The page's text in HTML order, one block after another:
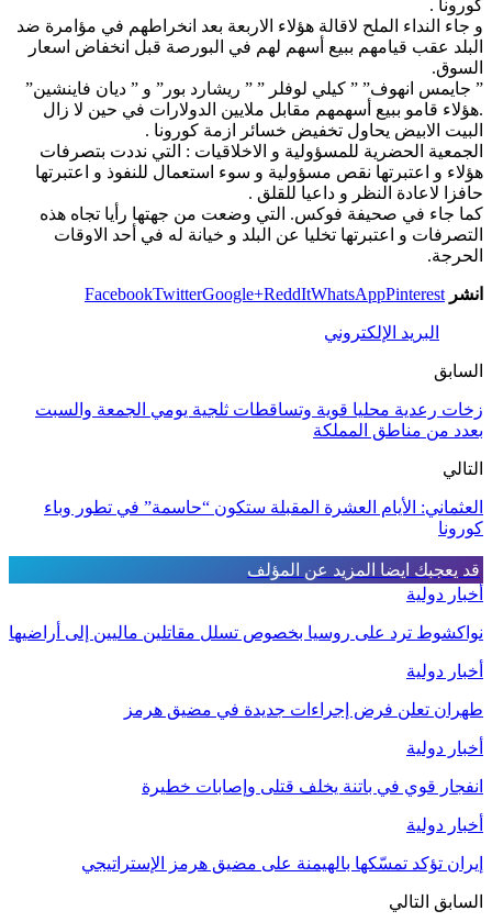
كورونا .
و جاء النداء الملح لاقالة هؤلاء الاربعة بعد انخراطهم في مؤامرة ضد
البلد عقب قيامهم ببيع أسهم لهم في البورصة قبل انخفاض اسعار
السوق.
” جايمس انهوف” ” كيلي لوفلر ” ” ريشارد بور” و ” ديان فاينشين”
.هؤلاء قامو ببيع أسهمهم مقابل ملايين الدولارات في حين لا زال
البيت الابيض يحاول تخفيض خسائر ازمة كورونا .
الجمعية الحضرية للمسؤولية و الاخلاقيات : التي نددت بتصرفات
هؤلاء و اعتبرتها نقص مسؤولية و سوء استعمال للنفوذ و اعتبرتها
حافزا لاعادة النظر و داعيا للقلق .
كما جاء في صحيفة فوكس. التي وضعت من جهتها رأيا تجاه هذه
التصرفات و اعتبرتها تخليا عن البلد و خيانة له في أحد الاوقات
الحرجة.
انشر FacebookTwitterGoogle+ReddItWhatsAppPinterest
البريد الإلكتروني
السابق
زخات رعدية محليا قوية وتساقطات ثلجية يومي الجمعة والسبت
بعدد من مناطق المملكة
التالي
العثماني: الأيام العشرة المقبلة ستكون “حاسمة” في تطور وباء
كورونا
قد يعجبك ايضا المزيد عن المؤلف
أخبار دولية
نواكشوط ترد على روسيا بخصوص تسلل مقاتلين ماليين إلى أراضيها
أخبار دولية
طهران تعلن فرض إجراءات جديدة في مضيق هرمز
أخبار دولية
انفجار قوي في باتنة يخلف قتلى وإصابات خطيرة
أخبار دولية
إيران تؤكد تمسّكها بالهيمنة على مضيق هرمز الإستراتيجي
السابق التالي